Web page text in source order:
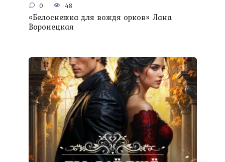
0 48
«Белоснежка для вождя орков» Лана
Воронецкая